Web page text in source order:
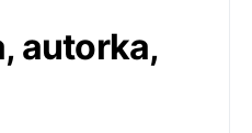
autorka,